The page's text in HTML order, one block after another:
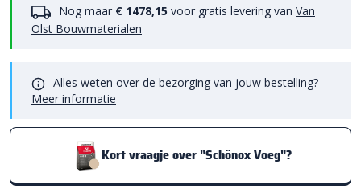
Nog maar € 1478,15 voor gratis levering van Van
Olst Bouwmaterialen
Alles weten over de bezorging van jouw bestelling?
Meer informatie
Kort vraagje over "Schönox Voeg"?